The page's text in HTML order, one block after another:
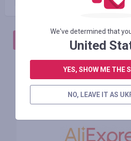
АВТОРИЗИРУЙТЕСЬ, ЧТОБЫ
Похожие
We've determined that
United
YES, SHOW ME THE
NO, LEAVE IT AS